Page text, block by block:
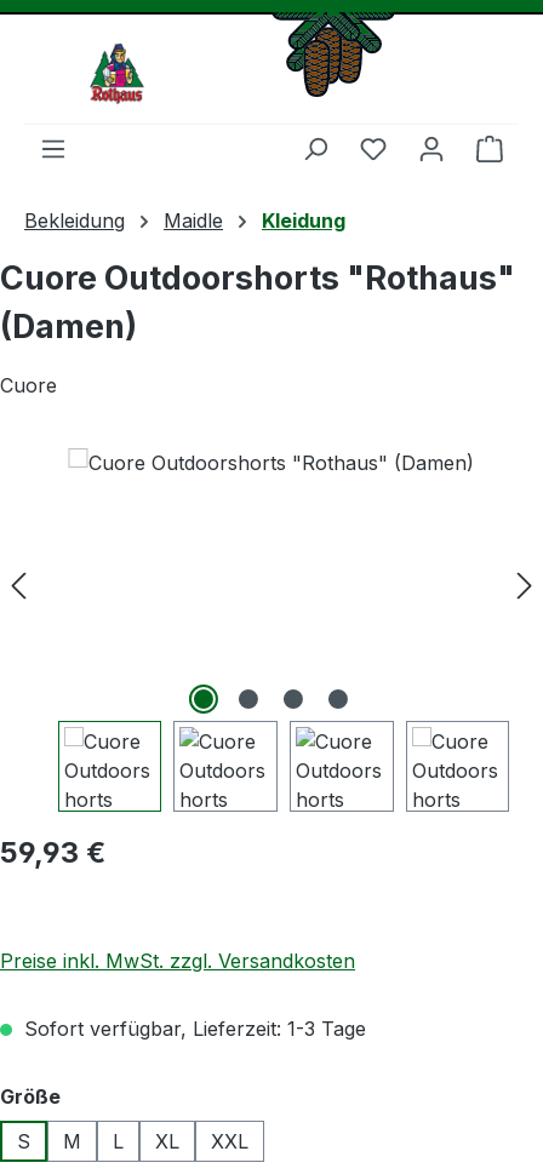
Du hast 0
Bekleidung Maidle Kleidung
Cuore Outdoorshorts "Rothaus"
(Damen)
Cuore
Bildergalerie überspringen
Regulärer Preis:
59,93 €
Preise inkl. MwSt. zzgl. Versandkosten
Sofort verfügbar, Lieferzeit: 1-3 Tage
Größeauswählen
S
M L XL XXL